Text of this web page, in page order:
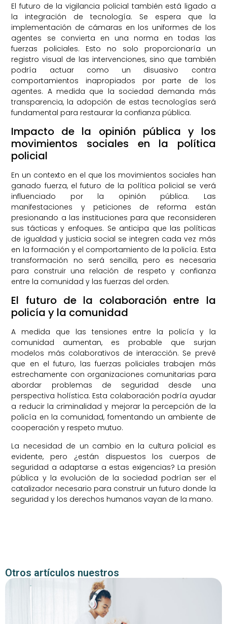
El futuro de la vigilancia policial también está ligado a
la integración de tecnología. Se espera que la
implementación de cámaras en los uniformes de los
agentes se convierta en una norma en todas las
fuerzas policiales. Esto no solo proporcionaría un
registro visual de las intervenciones, sino que también
podría actuar como un disuasivo contra
comportamientos inapropiados por parte de los
agentes. A medida que la sociedad demanda más
transparencia, la adopción de estas tecnologías será
fundamental para restaurar la confianza pública.
Impacto de la opinión pública y los
movimientos sociales en la política
policial
En un contexto en el que los movimientos sociales han
ganado fuerza, el futuro de la política policial se verá
influenciado por la opinión pública. Las
manifestaciones y peticiones de reforma están
presionando a las instituciones para que reconsideren
sus tácticas y enfoques. Se anticipa que las políticas
de igualdad y justicia social se integren cada vez más
en la formación y el comportamiento de la policía. Esta
transformación no será sencilla, pero es necesaria
para construir una relación de respeto y confianza
entre la comunidad y las fuerzas del orden.
El futuro de la colaboración entre la
policía y la comunidad
A medida que las tensiones entre la policía y la
comunidad aumentan, es probable que surjan
modelos más colaborativos de interacción. Se prevé
que en el futuro, las fuerzas policiales trabajen más
estrechamente con organizaciones comunitarias para
abordar problemas de seguridad desde una
perspectiva holística. Esta colaboración podría ayudar
a reducir la criminalidad y mejorar la percepción de la
policía en la comunidad, fomentando un ambiente de
cooperación y respeto mutuo.
La necesidad de un cambio en la cultura policial es
evidente, pero ¿están dispuestos los cuerpos de
seguridad a adaptarse a estas exigencias? La presión
pública y la evolución de la sociedad podrían ser el
catalizador necesario para construir un futuro donde la
seguridad y los derechos humanos vayan de la mano.
Otros artículos nuestros